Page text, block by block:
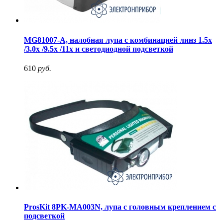
MG81007-A, налобная лупа с комбинацией линз 1.5x
/3.0х /9.5х /11х и светодиодной подсветкой
610 руб.
ProsKit 8PK-MA003N, лупа с головным креплением с
подсветкой